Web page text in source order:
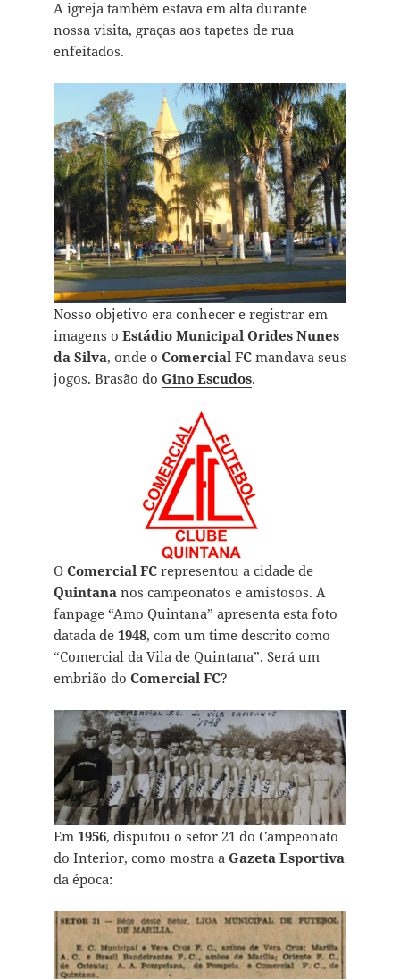
A igreja também estava em alta durante
nossa visita, graças aos tapetes de rua
enfeitados.
Nosso objetivo era conhecer e registrar em
imagens o Estádio Municipal Orides Nunes
da Silva, onde o Comercial FCmandava seus
jogos. Brasão do Gino Escudos.
O Comercial FCrepresentou a cidade de
Quintananos campeonatos e amistosos. A
fanpage “Amo Quintana” apresenta esta foto
datada de 1948, com um time descrito como
“Comercial da Vila de Quintana”. Será um
embrião do Comercial FC?
Em 1956, disputou o setor 21 do Campeonato
do Interior, como mostra a Gazeta Esportiva
da época: